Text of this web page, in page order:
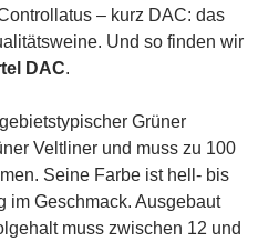
– kurz DAC: das
Und so finden wir
DAC.
Grüner
Veltliner und muss zu 100
Seine Farbe ist hell- bis
im Geschmack. Ausgebaut
muss zwischen 12 und